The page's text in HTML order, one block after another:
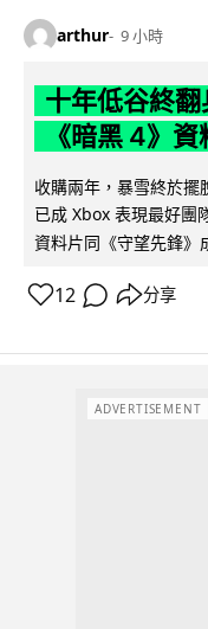
arthur 9 小時
十年低谷終
《暗黑 4》
收購兩年，暴雪終於擺
已成 Xbox 表現最好團
資料片同《守望先鋒》
12 分享
ADVERTISEMENT